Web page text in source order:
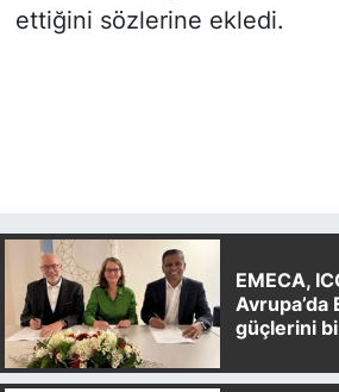
ettiğini sözlerine ekledi.
EMECA,
Avrupa’da
güçlerini